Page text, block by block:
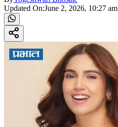
Updated On:June 2, 2026, 10:27 am